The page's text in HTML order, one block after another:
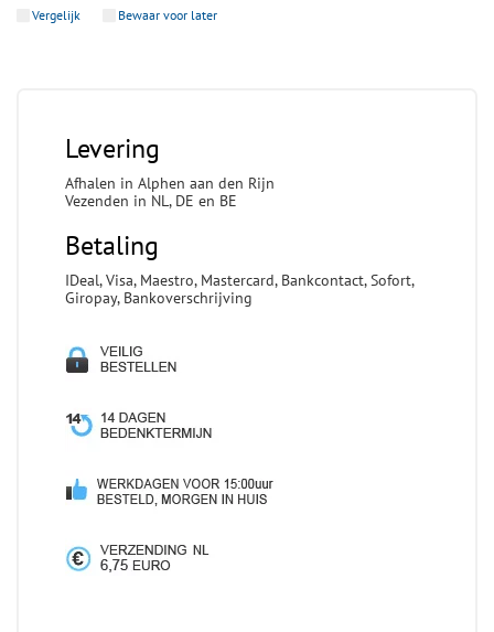
Vergelijk
Bewaar voor later
Levering
Afhalen in Alphen aan den Rijn
Vezenden in NL, DE en BE
Betaling
IDeal, Visa, Maestro, Mastercard, Bankcontact, Sofort,
Giropay, Bankoverschrijving